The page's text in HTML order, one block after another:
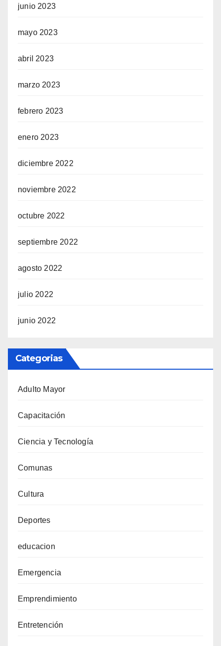
junio 2023
mayo 2023
abril 2023
marzo 2023
febrero 2023
enero 2023
diciembre 2022
noviembre 2022
octubre 2022
septiembre 2022
agosto 2022
julio 2022
junio 2022
Categorias
Adulto Mayor
Capacitación
Ciencia y Tecnología
Comunas
Cultura
Deportes
educacion
Emergencia
Emprendimiento
Entretención